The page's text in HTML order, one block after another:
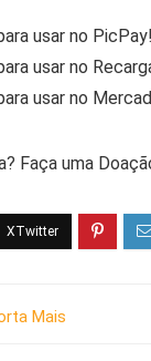
usar no
usar no
usar no
Faça uma
Mais